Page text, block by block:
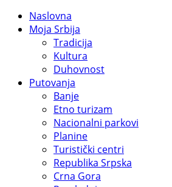
Naslovna
Moja Srbija
Tradicija
Kultura
Duhovnost
Putovanja
Banje
Etno turizam
Nacionalni parkovi
Planine
Turistički centri
Republika Srpska
Crna Gora